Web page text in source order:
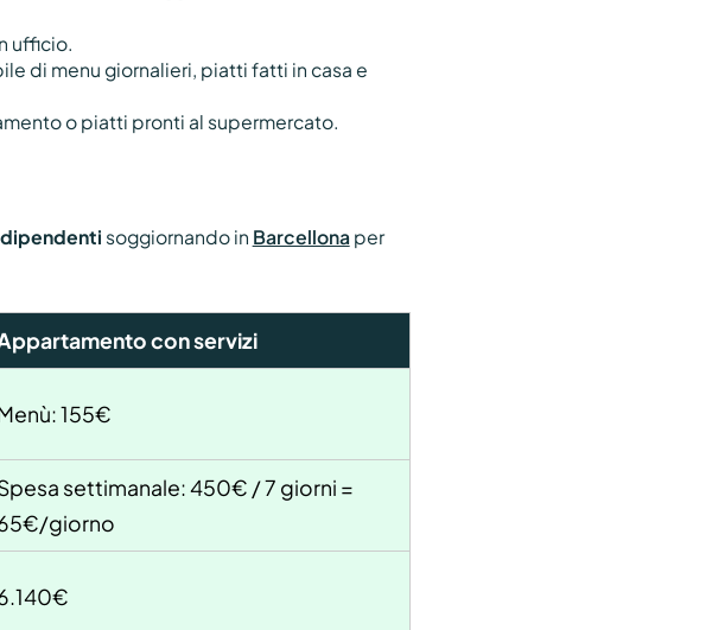
ufficio.
di menu giornalieri, piatti fatti in casa e
o piatti pronti al supermercato.
dipendenti soggiornando in Barcellona per
con servizi
155€
settimanale: 450€ / 7 giorni =
giorno